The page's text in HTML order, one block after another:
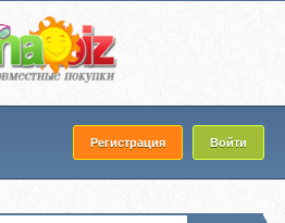
Регистрация Войти